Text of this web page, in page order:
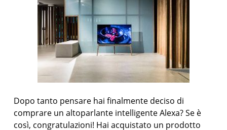
Dopo tanto pensare hai finalmente deciso di
comprare un altoparlante intelligente Alexa? Se è
così, congratulazioni! Hai acquistato un prodotto